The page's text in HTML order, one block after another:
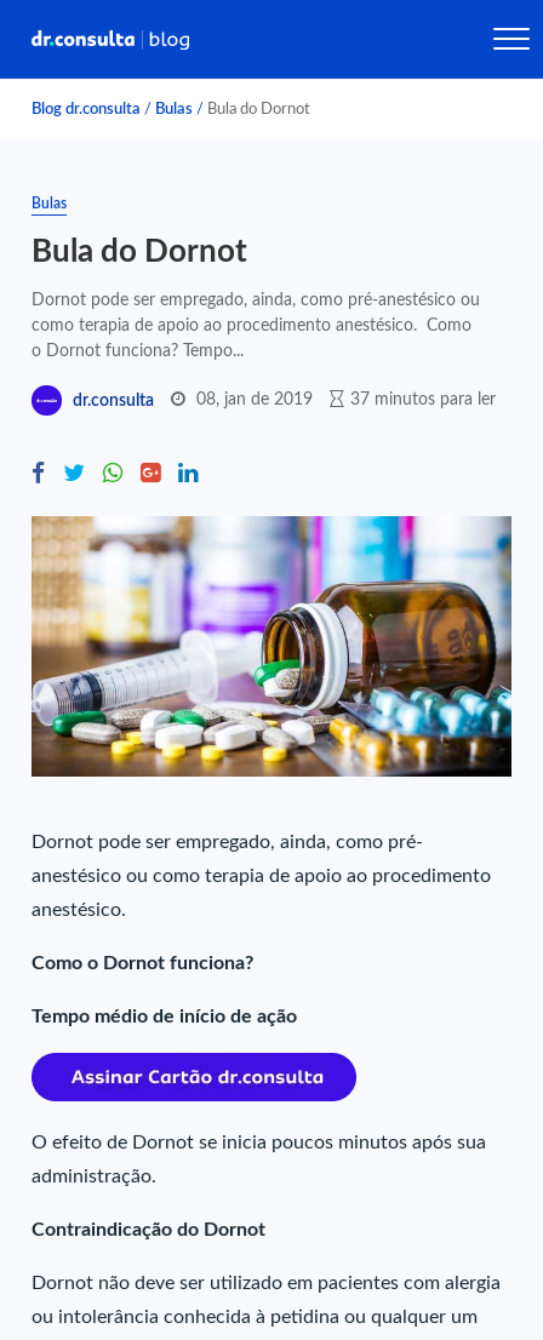
Blog dr.consulta / Bulas / Bula do Dornot
Bulas
Bula do Dornot
Dornot pode ser empregado, ainda, como pré-anestésico ou
como terapia de apoio ao procedimento anestésico. Como
o Dornot funciona? Tempo...
dr.consulta 08, jan de 2019 37 minutos para ler
Dornot pode ser empregado, ainda, como pré-
anestésico ou como terapia de apoio ao procedimento
anestésico.
Como o Dornot funciona?
Tempo médio de início de ação
O efeito de Dornot se inicia poucos minutos após sua
administração.
Contraindicação do Dornot
Dornot não deve ser utilizado em pacientes com alergia
ou intolerância conhecida à petidina ou qualquer um